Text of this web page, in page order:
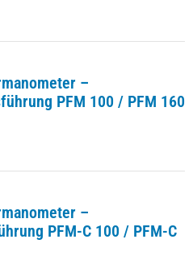
–
PFM 100 / PFM 160
–
PFM-C 100 / PFM-C